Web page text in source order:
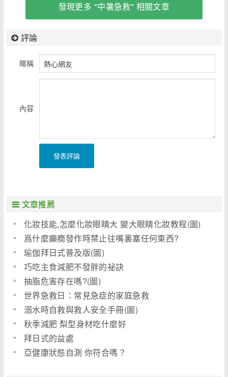
發現更多 "中暑急救" 相關文章
評論
暱稱
內容
發表評論
文章推薦
化妝技能,怎麼化妝眼睛大 變大眼睛化妝教程(圖)
爲什麼癲癇發作時禁止往嘴裏塞任何東西?
瑜伽拜日式普及版(圖)
巧吃主食減肥不發胖的祕訣
抽脂危害存在嗎?(圖)
世界急救日：常見急症的家庭急救
溺水時自救與救人安全手冊(圖)
秋季減肥 梨型身材吃什麼好
拜日式的益處
亞健康狀態自測 你符合嗎？